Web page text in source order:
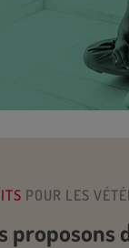
POUR LES
proposons